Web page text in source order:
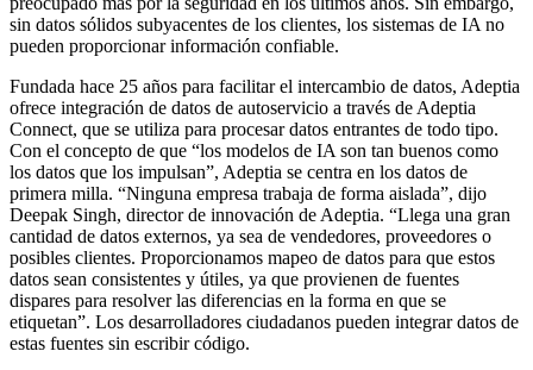
sin datos sólidos subyacentes de los clientes, los sistemas de IA no
pueden proporcionar información confiable.
Fundada hace 25 años para facilitar el intercambio de datos, Adeptia
ofrece integración de datos de autoservicio a través de Adeptia
Connect, que se utiliza para procesar datos entrantes de todo tipo.
Con el concepto de que “los modelos de IA son tan buenos como
los datos que los impulsan”, Adeptia se centra en los datos de
primera milla. “Ninguna empresa trabaja de forma aislada”, dijo
Deepak Singh, director de innovación de Adeptia. “Llega una gran
cantidad de datos externos, ya sea de vendedores, proveedores o
posibles clientes. Proporcionamos mapeo de datos para que estos
datos sean consistentes y útiles, ya que provienen de fuentes
dispares para resolver las diferencias en la forma en que se
etiquetan”. Los desarrolladores ciudadanos pueden integrar datos de
estas fuentes sin escribir código.